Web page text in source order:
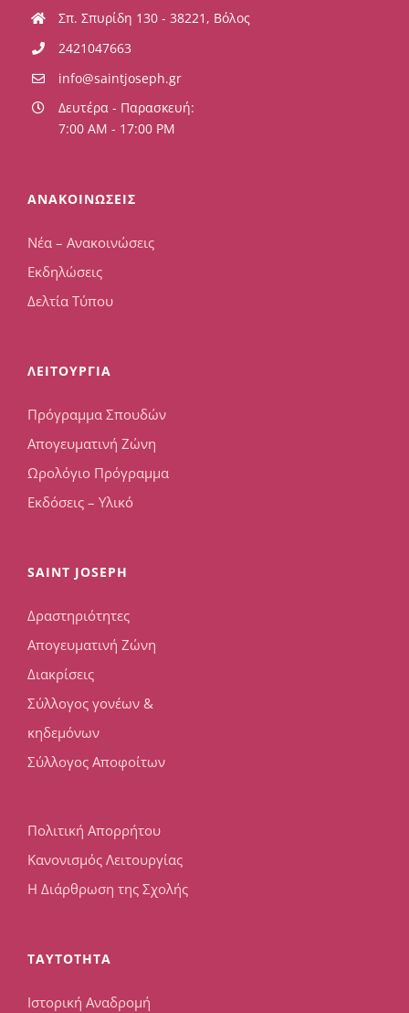
Σπ. Σπυρίδη 130 - 38221, Βόλος
2421047663
info@saintjoseph.gr
Δευτέρα - Παρασκευή:
7:00 AM - 17:00 PM
ΑΝΑΚΟΙΝΩΣΕΙΣ
Νέα – Ανακοινώσεις
Εκδηλώσεις
Δελτία Τύπου
ΛΕΙΤΟΥΡΓΙΑ
Πρόγραμμα Σπουδών
Απογευματινή Ζώνη
Ωρολόγιο Πρόγραμμα
Εκδόσεις – Υλικό
SAINT JOSEPH
Δραστηριότητες
Απογευματινή Ζώνη
Διακρίσεις
Σύλλογος γονέων &
κηδεμόνων
Σύλλογος Αποφοίτων
Πολιτική Απορρήτου
Κανονισμός Λειτουργίας
Η Διάρθρωση της Σχολής
TAYTOTHTA
Ιστορική Αναδρομή